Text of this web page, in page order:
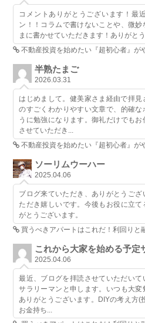
コメントありがとうございます！最
ン！！コラムで書けないことや、微
まに書かせていただきます！ありがと
不動産投資を始めたい『超初心者』が
半熟たまご
2026.03.31
はじめまして。健美家さま経由で拝
のすごくわかりやすい文章で、的確
うに勉強になります。御礼だけでも
させていただき...
不動産投資を始めたい『超初心者』が
ソーリムウーハー
2025.04.06
ブログ来ていただき、ありがとうご
ただき嬉しいです。今後もお役に立
がとうございます。
買うべきアパートはこれだ！利回りと
これから大家を始める予定
2025.04.06
最近、ブログを拝読させていただい
サラリーマンと申します。いつも大
ありがとうございます。DIYの考え方(
お金持ち...